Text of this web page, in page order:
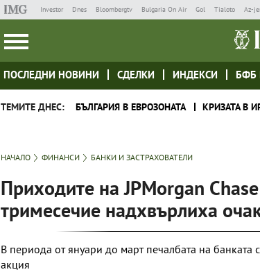
Investor Dnes Bloombergtv Bulgaria On Air Gol Tialoto Az-
ПОСЛЕДНИ НОВИНИ СДЕЛКИ ИНДЕКСИ БФБ
ТЕМИТЕ ДНЕС: БЪЛГАРИЯ В ЕВРОЗОНАТА КРИЗАТА В
НАЧАЛО ФИНАНСИ БАНКИ И ЗАСТРАХОВАТЕЛИ
Приходите на JPMorgan
тримесечие надхвърлиха
В периода от януари до март печалбата на банката
акция